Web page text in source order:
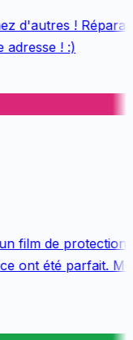
d'autres !
! :)
film de protection
ont été parfait.